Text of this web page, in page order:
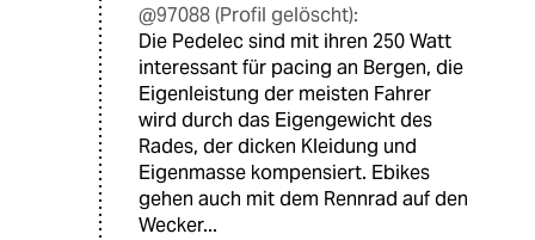
@97088 (Profil gelöscht):
Die Pedelec sind mit ihren 250 Watt
interessant für pacing an Bergen, die
Eigenleistung der meisten Fahrer
wird durch das Eigengewicht des
Rades, der dicken Kleidung und
Eigenmasse kompensiert. Ebikes
gehen auch mit dem Rennrad auf den
Wecker...